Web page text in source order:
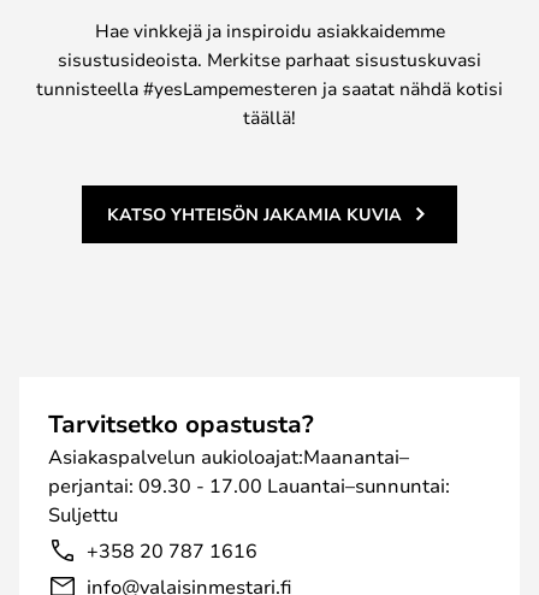
Hae vinkkejä ja inspiroidu asiakkaidemme
sisustusideoista. Merkitse parhaat sisustuskuvasi
tunnisteella #yesLampemesteren ja saatat nähdä kotisi
täällä!
KATSO YHTEISÖN JAKAMIA KUVIA
Tarvitsetko opastusta?
Asiakaspalvelun aukioloajat:Maanantai–
perjantai: 09.30 - 17.00 Lauantai–sunnuntai:
Suljettu
+358 20 787 1616
info@valaisinmestari.fi